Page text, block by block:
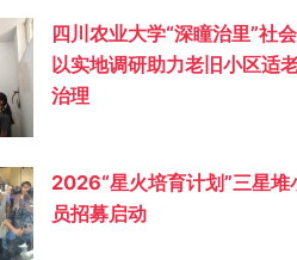
四川农业大学“深瞳治里”社
以实地调研助力老旧小区适
治理
2026“星火培育计划”三星堆
员招募启动